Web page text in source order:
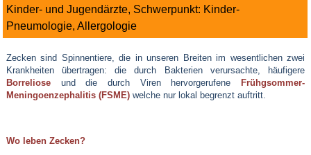
Kinder- und Jugendärzte, Schwerpunkt: Kinder-
Pneumologie, Allergologie
Zecken sind Spinnentiere, die in unseren Breiten im wesentlichen zwei
Krankheiten übertragen: die durch Bakterien verursachte, häufigere
Borreliose
und die durch Viren hervorgerufene
Frühgsommer-
Meningoenzephalitis (FSME) welche nur lokal begrenzt auftritt.
Wo leben Zecken?